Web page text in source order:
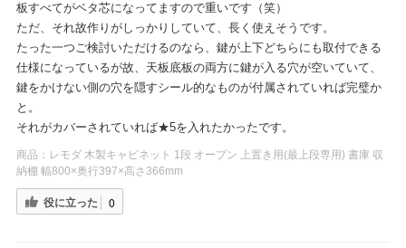
板すべてがベタ芯になってますので重いです（笑）
ただ、それ故作りがしっかりしていて、長く使えそうです。
たった一つご検討いただけるのなら、鍵が上下どちらにも取付できる
仕様になっているが故、天板底板の両方に鍵が入る穴が空いていて、
鍵をかけない側の穴を隠すシール的なものが付属されていれば完璧か
と。
それがカバーされていれば★5を入れたかったです。
商品： レモダ 木製キャビネット 1段 オープン 上置き用(最上段専用) 書庫 収
納棚 幅800×奥行397×高さ366mm
役に立った 0